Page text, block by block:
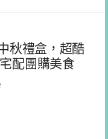
秋禮盒，超酷
配團購美食